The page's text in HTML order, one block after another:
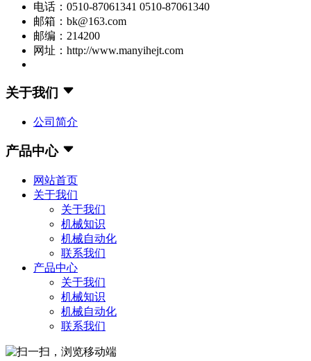
电话：0510-87061341 0510-87061340
邮箱：bk@163.com
邮编：214200
网址：http://www.manyihejt.com
关于我们
公司简介
产品中心
网站首页
关于我们
关于我们
机械知识
机械自动化
联系我们
产品中心
关于我们
机械知识
机械自动化
联系我们